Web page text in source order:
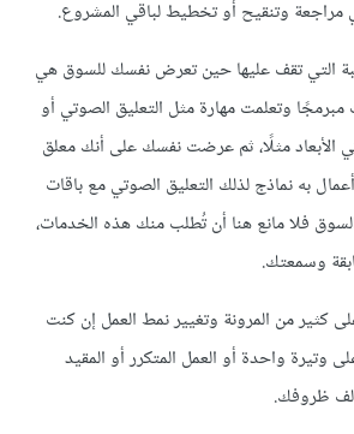
مراجعة وتنقيح أو تخطيط لباقي المشروع.
التي تقف عليها حين تعرض نفسك للسوق هي
مبرمجًا وتعلمت مهارة مثل التعليق الصوتي أو
الأبعاد مثلًا، ثم عرضت نفسك على أنك معلق
به نماذج لذلك التعليق الصوتي مع باقات
فلا مانع هنا أن تُطلب منك هذه الخدمات،
وسمعتك.
كثير من المرونة وتغيير نمط العمل إن كنت
وتيرة واحدة أو العمل المتكرر أو المقيد
ظروفك.